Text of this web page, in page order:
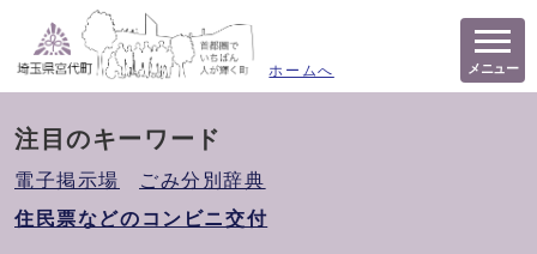
ホームへ メニュー
注目のキーワード
電子掲示場
ごみ分別辞典
住民票などのコンビニ交付